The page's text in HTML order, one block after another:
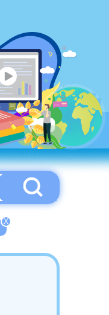
X